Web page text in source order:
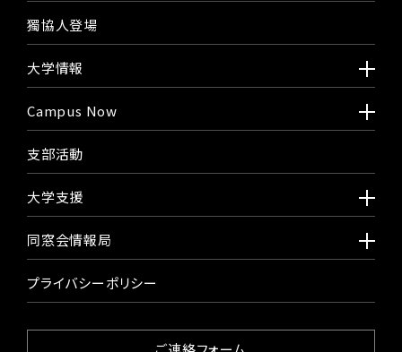
獨協人登場
大学情報
Campus Now
支部活動
大学支援
同窓会情報局
プライバシーポリシー